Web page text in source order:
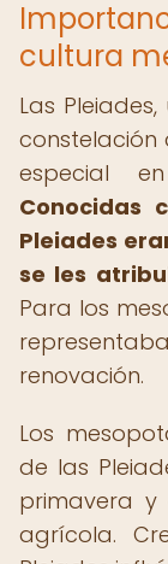
cultura
Las
constelación
especial
Conocidas
Pleiades
se les
Para los
renovación.
Los
de las
primavera y
agrícola.